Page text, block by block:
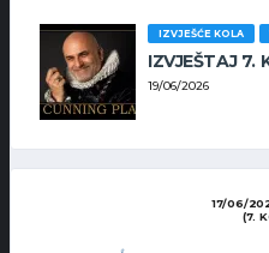
IZVJEŠĆE KOLA
IZVJEŠTAJ 7.
19/06/2026
17/06/
(7.